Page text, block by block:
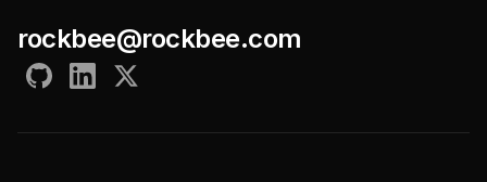
rockbee@rockbee.com